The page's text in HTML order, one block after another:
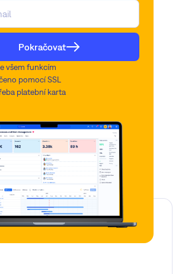
Pokračovat
všem funkcím
pomocí SSL
platební karta